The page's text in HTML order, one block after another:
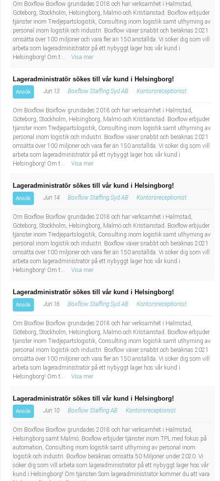
Om Boxflow Boxflow grundades 2018 och har verksamhet i Halmstad,
Göteborg, Stockholm, Helsingborg, Malmö och Kristianstad. Boxflow erbjuder
tjänster inom Tredjepartslogistik, Consulting inom logistik samt uthyrning av
personal inom logistik och industri. Boxflow växer snabbt och beräknas 2021
omsätta över 100 miljoner och vara fler än 150 anställda. Vi söker dig som vill
arbeta som lageradministratör på ett nybyggt lager hos vår kund i
Helsingborg! Om t...
Visa mer
Lageradministratör sökes till vår kund i Helsingborg!
Ansök Jun 13 Boxflow Staffing Syd AB Kontorsreceptionist
Om Boxflow Boxflow grundades 2018 och har verksamhet i Halmstad,
Göteborg, Stockholm, Helsingborg, Malmö och Kristianstad. Boxflow erbjuder
tjänster inom Tredjepartslogistik, Consulting inom logistik samt uthyrning av
personal inom logistik och industri. Boxflow växer snabbt och beräknas 2021
omsätta över 100 miljoner och vara fler än 150 anställda. Vi söker dig som vill
arbeta som lageradministratör på ett nybyggt lager hos vår kund i
Helsingborg! Om t...
Visa mer
Lageradministratör sökes till vår kund i Helsingborg!
Ansök Jun 14 Boxflow Staffing Syd AB Kontorsreceptionist
Om Boxflow Boxflow grundades 2018 och har verksamhet i Halmstad,
Göteborg, Stockholm, Helsingborg, Malmö och Kristianstad. Boxflow erbjuder
tjänster inom Tredjepartslogistik, Consulting inom logistik samt uthyrning av
personal inom logistik och industri. Boxflow växer snabbt och beräknas 2021
omsätta över 100 miljoner och vara fler än 150 anställda. Vi söker dig som vill
arbeta som lageradministratör på ett nybyggt lager hos vår kund i
Helsingborg! Om t...
Visa mer
Lageradministratör sökes till vår kund i Helsingborg!
Ansök Jun 16 Boxflow Staffing Syd AB Kontorsreceptionist
Om Boxflow Boxflow grundades 2018 och har verksamhet i Halmstad,
Göteborg, Stockholm, Helsingborg, Malmö och Kristianstad. Boxflow erbjuder
tjänster inom Tredjepartslogistik, Consulting inom logistik samt uthyrning av
personal inom logistik och industri. Boxflow växer snabbt och beräknas 2021
omsätta över 100 miljoner och vara fler än 150 anställda. Vi söker dig som vill
arbeta som lageradministratör på ett nybyggt lager hos vår kund i
Helsingborg! Om t...
Visa mer
Lageradministratör sökes till vår kund i Helsingborg!
Ansök Jun 10 Boxflow Staffing AB Kontorsreceptionist
Om Boxflow Boxflow grundades 2018 och har verksamhet i Halmstad,
Helsingborg samt Malmö. Boxflow erbjuder tjänster inom TPL med fokus på
automation, Consulting inom logistik samt uthyrning av personal inom
logistik och industri. Boxflow beräknas omsätta 50 Miljoner under 2020. Vi
söker dig som vill arbeta som lageradministratör på ett nybyggt lager hos vår
kund i Helsingborg! Om tjänsten Som lageradministratör kommer du att vara